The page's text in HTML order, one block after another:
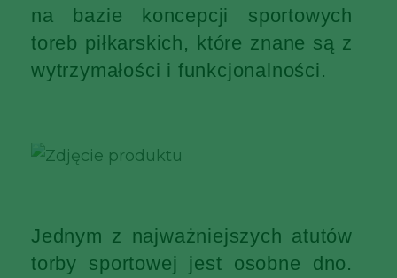
na bazie koncepcji sportowych
toreb piłkarskich, które znane są z
wytrzymałości i funkcjonalności.
Jednym z najważniejszych atutów
torby sportowej jest osobne dno.